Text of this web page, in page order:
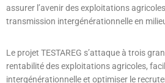
assurer l’avenir des exploitations
transmission intergénérationnelle en
Le projet TESTAREG s’attaque à trois
rentabilité des exploitations agricoles,
intergénérationnelle et optimiser le